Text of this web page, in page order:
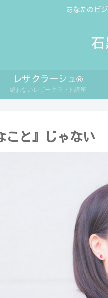
あなたのビ
レザクラージュ®
縫わないレザークラフト講座
こと』じゃない